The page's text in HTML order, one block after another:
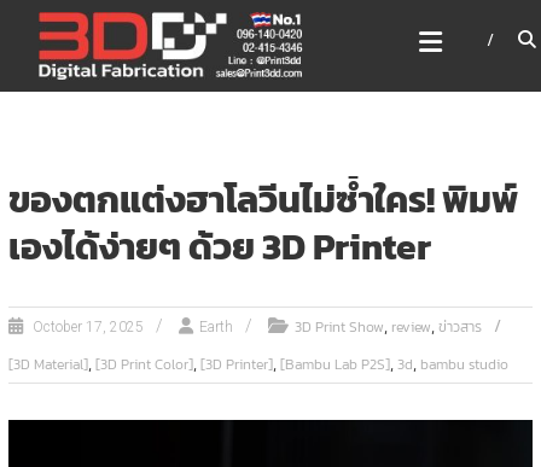
content
3DD DIGITAL FABRICATION
เครื่องพิมพ์3มิติ สแกนเนอร์
เลเซอร์
ของตกแต่งฮาโลวีนไม่ซ้ำใคร! พิมพ์
เองได้ง่ายๆ ด้วย 3D Printer
October 17, 2025 Earth 3D Print Show, review,ข่าวสาร
[3D Material],[3D Print Color],[3D Printer],[Bambu Lab P2S],3d, bambu studio